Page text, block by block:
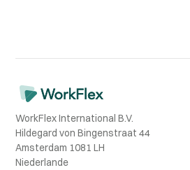
WorkFlex International B.V.
Hildegard von Bingenstraat 44
Amsterdam 1081 LH
Niederlande